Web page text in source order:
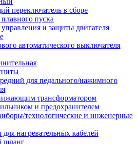
переключатель в сборе
пуска
управления и защиты двигателя
автоматического выключателя
для педального/нажимного
трансформатором
и предохранителем
технологические и инженерные
для нагревательных кабелей
шланг